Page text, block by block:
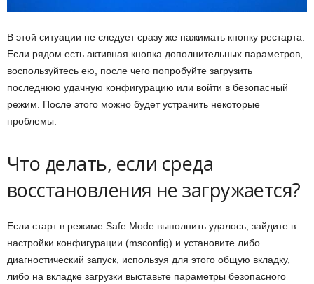
В этой ситуации не следует сразу же нажимать кнопку рестарта.
Если рядом есть активная кнопка дополнительных параметров,
воспользуйтесь ею, после чего попробуйте загрузить
последнюю удачную конфигурацию или войти в безопасный
режим. После этого можно будет устранить некоторые
проблемы.
Что делать, если среда
восстановления не загружается?
Если старт в режиме Safe Mode выполнить удалось, зайдите в
настройки конфигурации (msconfig) и установите либо
диагностический запуск, используя для этого общую вкладку,
либо на вкладке загрузки выставьте параметры безопасного